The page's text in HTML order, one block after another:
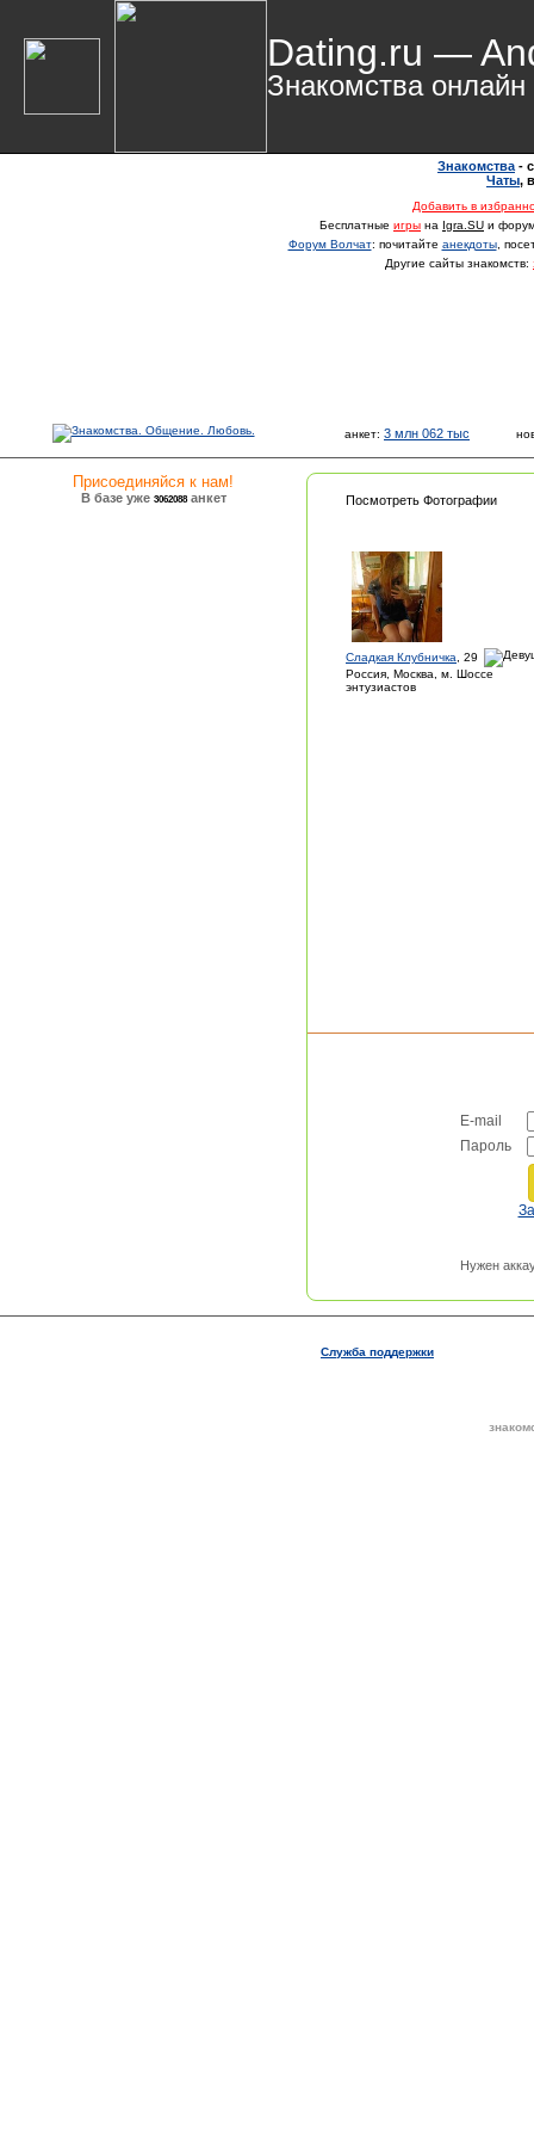
Dating.ru —
Знакомства онлайн
Знакомства -
Чаты,
Добавить в
Бесплатные игры на Igra.SU и
Форум Волчат: почитайте анекдоты,
Другие сайты знакомств:
анкет: 3 млн 062 тыс
Присоединяйся к нам!
В базе уже 3062088анкет Посмотреть Фотографии
Сладкая Клубничка , 29
Россия, Москва, м. Шоссе
энтузиастов
E-mail
Пароль
Нужен
Служба поддержки